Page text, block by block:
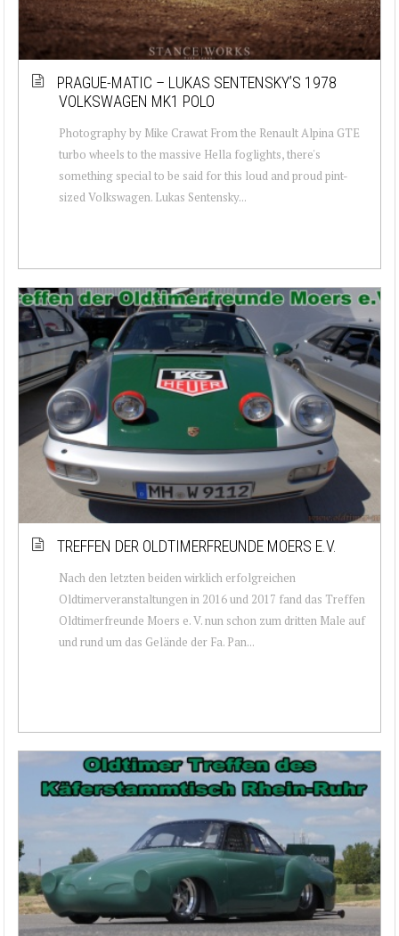
PRAGUE-MATIC – LUKAS SENTENSKY’S 1978
VOLKSWAGEN MK1 POLO
Photography by Mike Crawat From the Renault Alpina GTE
turbo wheels to the massive Hella foglights, there's
something special to be said for this loud and proud pint-
sized Volkswagen. Lukas Sentensky...
TREFFEN DER OLDTIMERFREUNDE MOERS E.V.
Nach den letzten beiden wirklich erfolgreichen
Oldtimerveranstaltungen in 2016 und 2017 fand das Treffen
Oldtimerfreunde Moers e. V. nun schon zum dritten Male auf
und rund um das Gelände der Fa. Pan...